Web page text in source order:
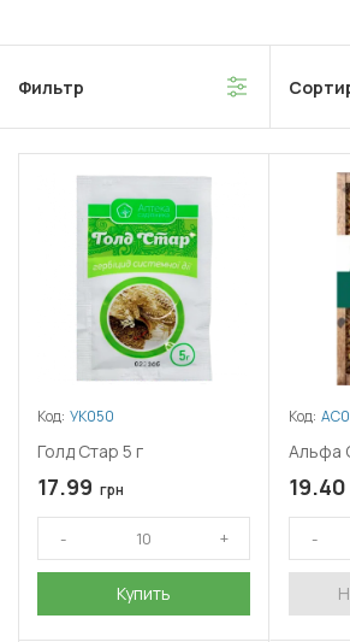
нормальное развитие и вызывает гибель
контроль над сорняками на всех этапах их
Фильтр
Код: УК050
Голд Стар 5 г
17.99 грн
Купить
Код:
Альфа
19.40